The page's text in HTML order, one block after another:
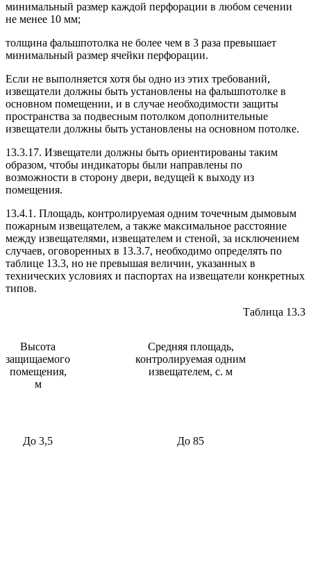
минимальный размер каждой перфорации в любом сечении
не менее 10 мм;
толщина фальшпотолка не более чем в 3 раза превышает
минимальный размер ячейки перфорации.
Если не выполняется хотя бы одно из этих требований,
извещатели должны быть установлены на фальшпотолке в
основном помещении, и в случае необходимости защиты
пространства за подвесным потолком дополнительные
извещатели должны быть установлены на основном потолке.
13.3.17. Извещатели должны быть ориентированы таким
образом, чтобы индикаторы были направлены по
возможности в сторону двери, ведущей к выходу из
помещения.
13.4.1. Площадь, контролируемая одним точечным дымовым
пожарным извещателем, а также максимальное расстояние
между извещателями, извещателем и стеной, за исключением
случаев, оговоренных в 13.3.7, необходимо определять по
таблице 13.3, но не превышая величин, указанных в
технических условиях и паспортах на извещатели конкретных
типов.
Таблица 13.3
Высота
защищаемого
помещения,
м
Средняя площадь,
контролируемая одним
извещателем, с. м
До 3,5 До 85